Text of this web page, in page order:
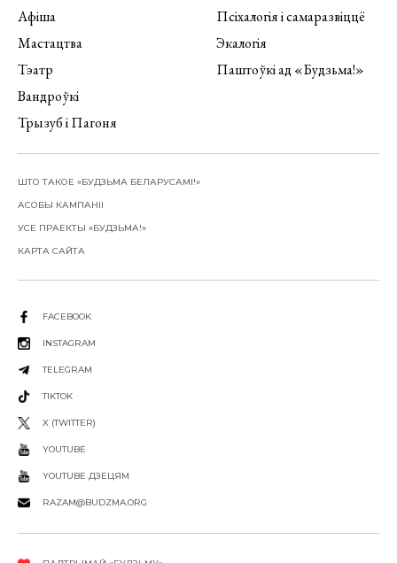
Афіша
Мастацтва
Тэатр
Вандроўкі
Трызуб і Пагоня
Псіхалогія і самаразвіццё
Экалогія
Паштоўкі ад «Будзьма!»
ШТО ТАКОЕ «БУДЗЬМА БЕЛАРУСАМІ!»
АСОБЫ КАМПАНІІ
УСЕ ПРАЕКТЫ «БУДЗЬМА!»
КАРТА САЙТА
FACEBOOK
INSTAGRAM
TELEGRAM
TIKTOK
X (TWITTER)
YOUTUBE
YOUTUBE ДЗЕЦЯМ
RAZAM@BUDZMA.ORG